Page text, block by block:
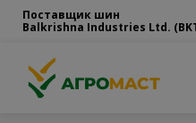
Поставщик шин
Balkrishna Industries Ltd.